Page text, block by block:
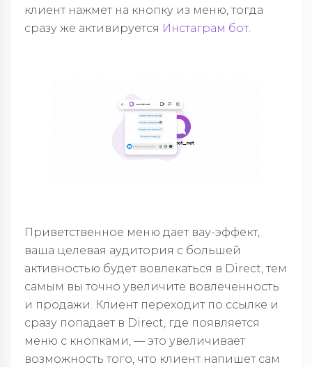
клиент нажмет на кнопку из меню, тогда
сразу же активируется Инстаграм бот.
Приветственное меню дает вау-эффект,
ваша целевая аудитория с большей
активностью будет вовлекаться в Direct, тем
самым вы точно увеличите вовлеченность
и продажи. Клиент переходит по ссылке и
сразу попадает в Direct, где появляется
меню с кнопками, — это увеличивает
возможность того, что клиент напишет сам